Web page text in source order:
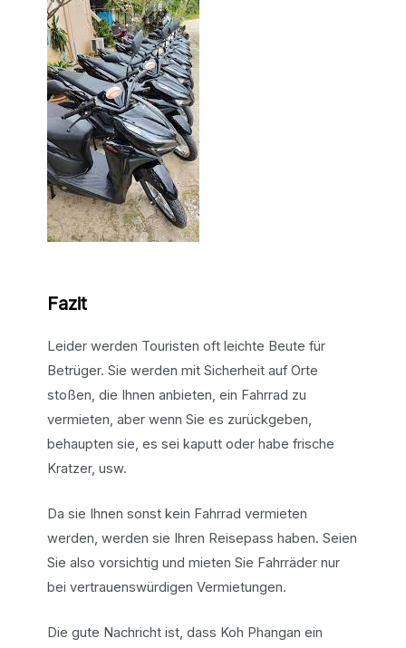
Fazit
Leider werden Touristen oft leichte Beute für
Betrüger. Sie werden mit Sicherheit auf Orte
stoßen, die Ihnen anbieten, ein Fahrrad zu
vermieten, aber wenn Sie es zurückgeben,
behaupten sie, es sei kaputt oder habe frische
Kratzer, usw.
Da sie Ihnen sonst kein Fahrrad vermieten
werden, werden sie Ihren Reisepass haben. Seien
Sie also vorsichtig und mieten Sie Fahrräder nur
bei vertrauenswürdigen Vermietungen.
Die gute Nachricht ist, dass Koh Phangan ein